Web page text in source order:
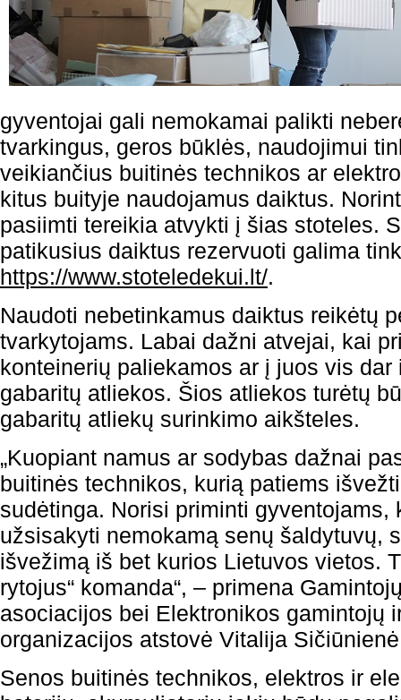
gyventojai gali nemokamai palikti
tvarkingus, geros būklės, naudojimui
veikiančius buitinės technikos ar
kitus buityje naudojamus daiktus.
pasiimti tereikia atvykti į šias stoteles.
patikusius daiktus rezervuoti galima
https://www.stoteledekui.lt/.
Naudoti nebetinkamus daiktus reikėtų
tvarkytojams. Labai dažni atvejai, kai
konteinerių paliekamos ar į juos vis
gabaritų atliekos. Šios atliekos turėtų
gabaritų atliekų surinkimo aikšteles.
„Kuopiant namus ar sodybas dažnai
buitinės technikos, kurią patiems
sudėtinga. Norisi priminti gyventojams,
užsisakyti nemokamą senų šaldytuvų,
išvežimą iš bet kurios Lietuvos vietos.
rytojus“ komanda“, – primena
asociacijos bei Elektronikos gamintojų
organizacijos atstovė Vitalija
Senos buitinės technikos, elektros ir